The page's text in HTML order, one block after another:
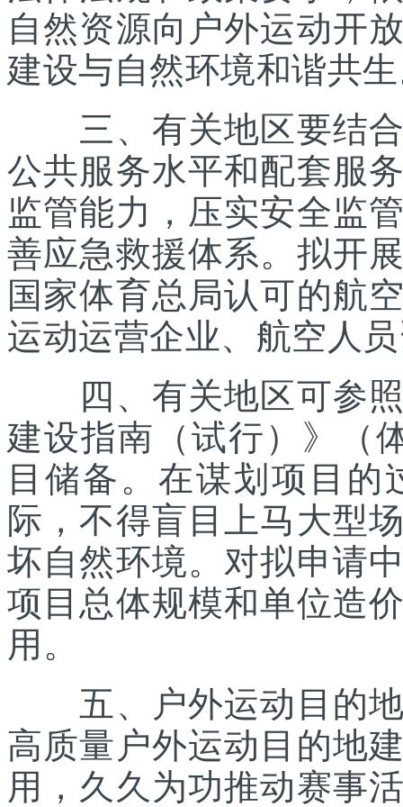
自然资源向户外运动开
建设与自然环境和谐共
三、有关地区要结合
公共服务水平和配套服
监管能力，压实安全监
善应急救援体系。拟开
国家体育总局认可的航
运动运营企业、航空人
四、有关地区可参照
建设指南（试行）》（
目储备。在谋划项目
际，不得盲目上马大型
坏自然环境。对拟申请
项目总体规模和单位造
用。
五、户外运动目的地
高质量户外运动目的地
用，久久为功推动赛事